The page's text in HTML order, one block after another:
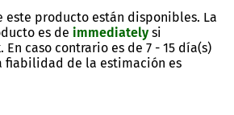
este producto están disponibles. La
es de immediately si
caso contrario es de 7 - 15 día(s)
fiabilidad de la estimación es